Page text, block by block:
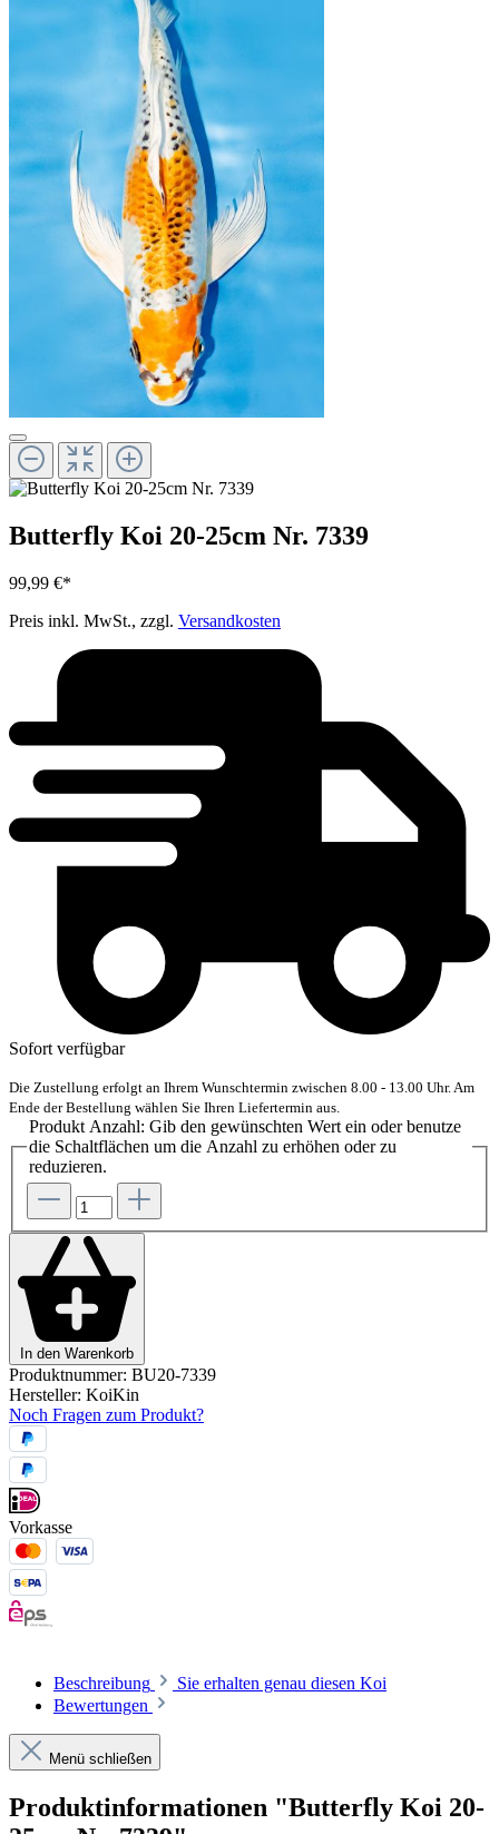
Butterfly Koi 20-25cm Nr. 7339
99,99 €*
Preis inkl. MwSt., zzgl. Versandkosten
Sofort verfügbar
Die Zustellung erfolgt an Ihrem Wunschtermin zwischen 8.00 - 13.00 Uhr. Am
Ende der Bestellung wählen Sie Ihren Liefertermin aus.
Produkt Anzahl: Gib den gewünschten Wert ein oder benutze
die Schaltflächen um die Anzahl zu erhöhen oder zu
reduzieren.
In den Warenkorb
Produktnummer: BU20-7339
Hersteller: KoiKin
Noch Fragen zum Produkt?
Vorkasse
Beschreibung
Sie erhalten genau diesen Koi
Bewertungen
Menü schließen
Produktinformationen "Butterfly Koi 20-